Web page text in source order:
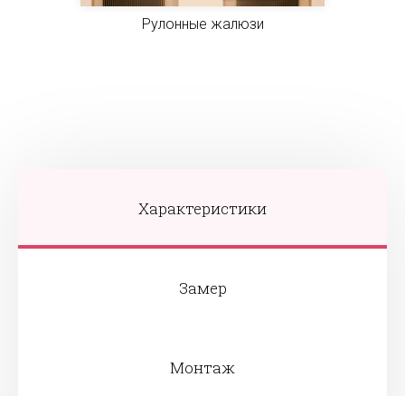
Рулонные жалюзи
Характеристики
Замер
Монтаж